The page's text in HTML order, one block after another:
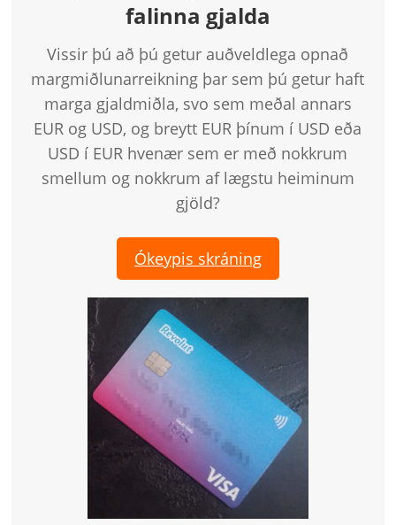
falinna gjalda
Vissir þú að þú getur auðveldlega opnað
margmiðlunarreikning þar sem þú getur haft
marga gjaldmiðla, svo sem meðal annars
EUR og USD, og ​​breytt EUR þínum í USD eða
USD í EUR hvenær sem er með nokkrum
smellum og nokkrum af lægstu heiminum
gjöld?
Ókeypis skráning